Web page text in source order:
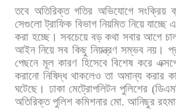
তবে অতিরিক্ত গতির অভিযোগে সংক্রিয়
সেগুলো ট্রাফিক বিভাগ নিয়মিত নিয়ে যাচ্ছে
করা হচ্ছে। সবচেয়ে বড় কথা সবার আগে
আইন নিয়ে সব কিছু নিয়ন্ত্রণ সম্ভব নয়।
পেছনে মূল কারণ হিসেবে বিশেষ করে
করানো নিষিদ্ধ থাকলেও তা অমান্য করার
ঘটেছে। ঢাকা মেট্রোপলিটন পুলিশের (
অতিরিক্ত পুলিশ কমিশনার মো. আনিছুর